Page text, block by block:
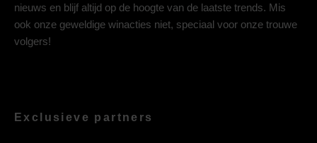
nieuws en blijf altijd op de hoogte van de laatste trends. Mis
ook onze geweldige winacties niet, speciaal voor onze trouwe
volgers!
Exclusieve partners